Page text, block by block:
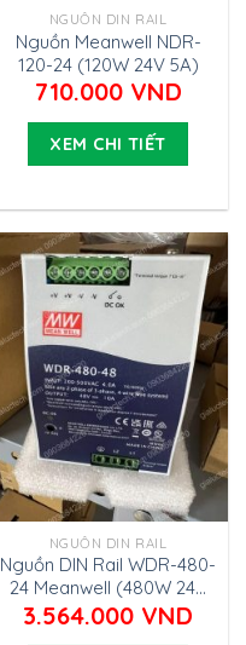
NGUỒN DIN RAIL
Nguồn Meanwell NDR-
120-24 (120W 24V 5A)
710.000 VND
XEM CHI TIẾT
NGUỒN DIN RAIL
Nguồn DIN Rail WDR-480-
24 Meanwell (480W 24V
20A)
3.564.000 VND